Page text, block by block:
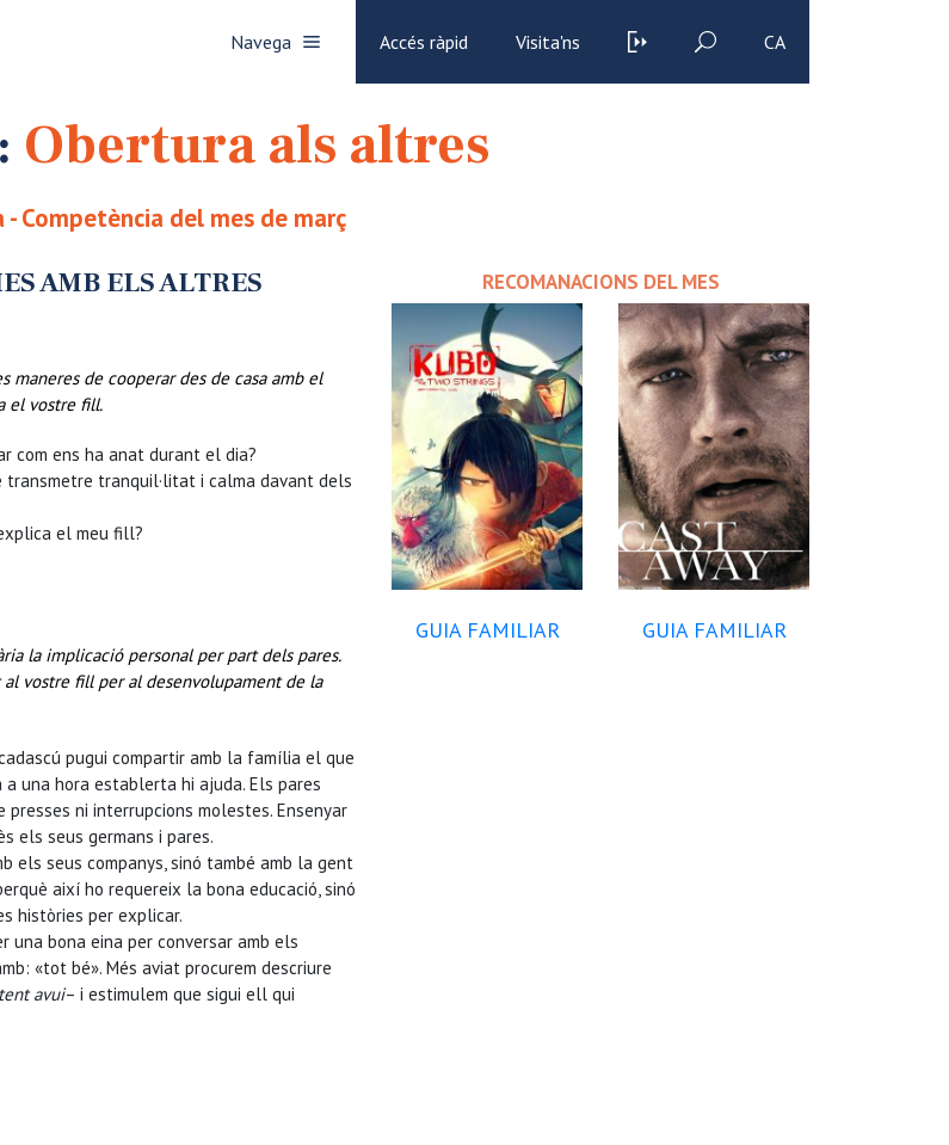
Navega Accés ràpid Visita'ns CA
Obertura als altres
Competència del mes de març
AMB ELS ALTRES
maneres de cooperar des de casa amb el
el vostre fill.
com ens ha anat durant el dia?
transmetre tranquil·litat i calma davant dels
el meu fill?
la implicació personal per part dels pares.
vostre fill per al desenvolupament de la
pugui compartir amb la família el que
una hora establerta hi ajuda. Els pares
ni interrupcions molestes. Ensenyar
els seus germans i pares.
els seus companys, sinó també amb la gent
així ho requereix la bona educació, sinó
històries per explicar.
una bona eina per conversar amb els
«tot bé». Més aviat procurem descriure
avui– i estimulem que sigui ell qui
RECOMANACIONS DEL MES
GUIA FAMILIAR GUIA FAMILIAR